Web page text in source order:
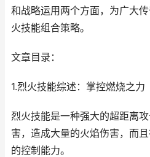
和战略运用两个方面，为广大
火技能组合策略。
文章目录：
1.烈火技能综述：掌控燃烧之力
烈火技能是一种强大的超距离
害，造成大量的火焰伤害，而
的控制能力。